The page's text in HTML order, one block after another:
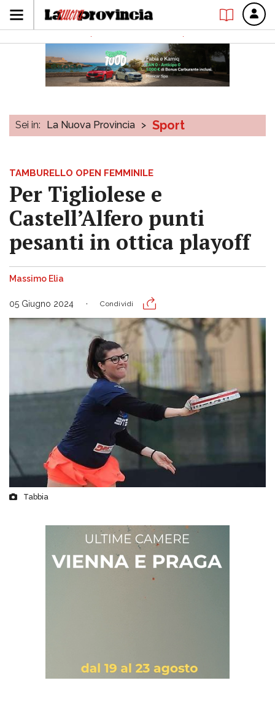
Sei in: La Nuova Provincia > Sport
TAMBURELLO OPEN FEMMINILE
Per Tigliolese e
Castell’Alfero punti
pesanti in ottica playoff
Massimo Elia
05 Giugno 2024 Condividi
Tabbia